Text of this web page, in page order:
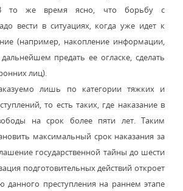
то же время ясно, что борьбу с
вести в ситуациях, когда уже идет к
(например, накопление информации,
предать ее огласке, сделать
лиц).
лишь по категории тяжких и
то есть таких, где наказание в
на срок более пяти лет. Таким
максимальный срок наказания за
государственной тайны до шести
подготовительных действий откроет
данного преступления на раннем этапе